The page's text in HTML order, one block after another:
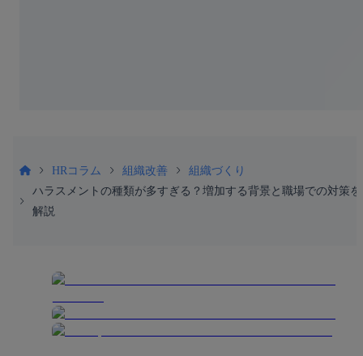
HRコラム 組織改善
組織づくり
ハラスメントの種類が多すぎる？増加する背景と職場での対策を
解説